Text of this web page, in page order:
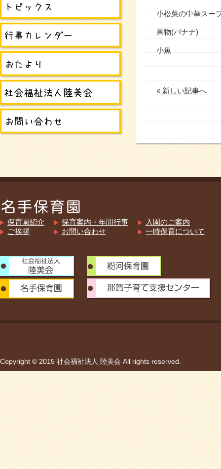
小松菜の中華スー
果物(バナナ)
小魚
« 新しい記事へ
保育園紹介
ご挨拶
保育案内・年間行事
お問い合わせ
入園のご案内
一時保育について
Copyright © 2015 社会福祉法人 陸美会 All rights reserved.